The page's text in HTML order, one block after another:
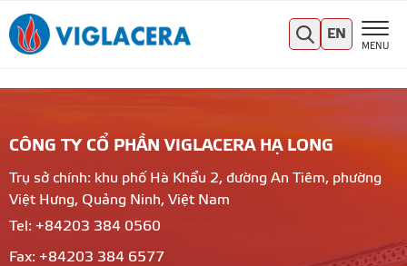
MENU
EN
CÔNG TY CỔ PHẦN VIGLACERA HẠ LONG
Trụ sở chính: khu phố Hà Khẩu 2, đường An Tiêm, phường
Việt Hưng, Quảng Ninh, Việt Nam
Tel: +84203 384 0560
Fax: +84203 384 6577